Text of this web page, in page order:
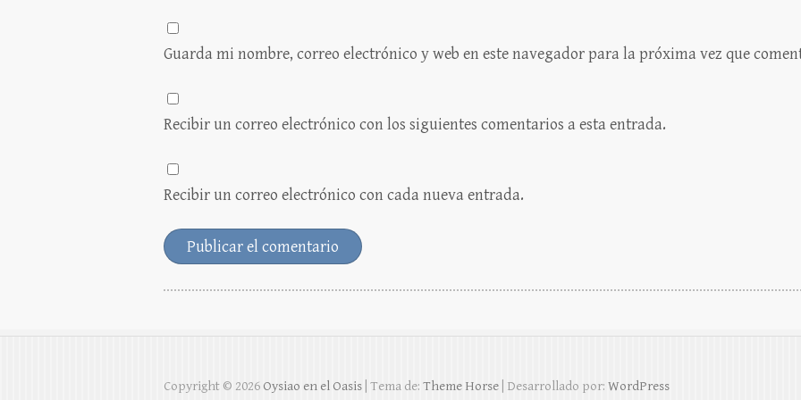
Guarda mi nombre, correo electrónico y web en este navegador para la próxima vez que
Recibir un correo electrónico con los siguientes comentarios a esta entrada.
Recibir un correo electrónico con cada nueva entrada.
Copyright © 2026 Oysiao en el Oasis | Tema de: Theme Horse | Desarrollado por: WordPress